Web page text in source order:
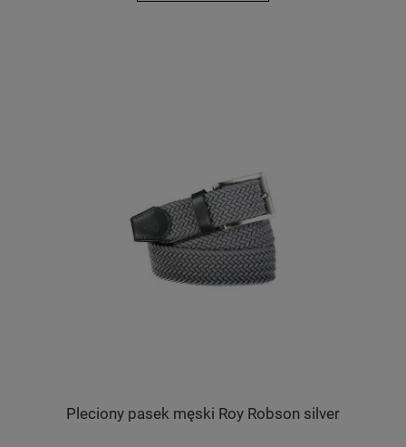
Pleciony pasek męski Roy Robson silver